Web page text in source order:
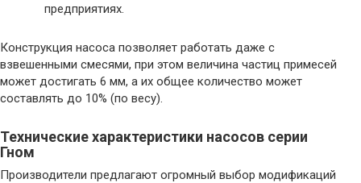
предприятиях.
Конструкция насоса позволяет работать даже с
взвешенными смесями, при этом величина частиц примесей
может достигать 6 мм, а их общее количество может
составлять до 10% (по весу).
Технические характеристики насосов серии
Гном
Производители предлагают огромный выбор модификаций